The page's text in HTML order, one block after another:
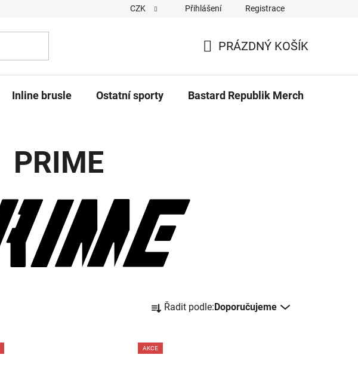
Cookies Kontakty Napiště nám
CZK Přihlášení Registrace
KOŠÍK
PRÁZDNÝ KOŠÍK
Inline brusle Ostatní sporty Bastard Republik Merch
PRIME
a
e
Řadit podle: Doporučujeme
AKCE